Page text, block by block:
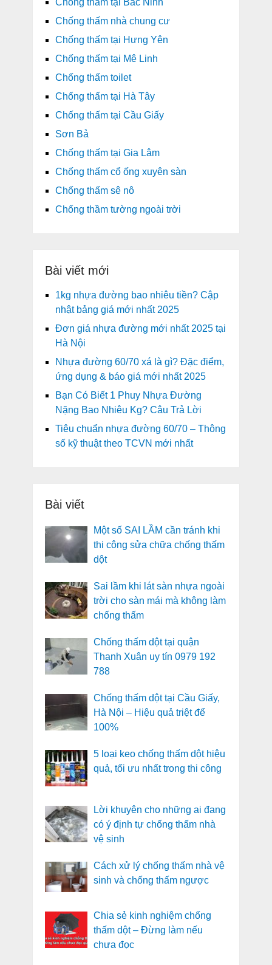
Chống thấm tại Bắc Ninh
Chống thấm nhà chung cư
Chống thấm tại Hưng Yên
Chống thấm tại Mê Linh
Chống thấm toilet
Chống thấm tại Hà Tây
Chống thấm tại Cầu Giấy
Sơn Bả
Chống thấm tại Gia Lâm
Chống thấm cổ ống xuyên sàn
Chống thấm sê nô
Chống thầm tường ngoài trời
Bài viết mới
1kg nhựa đường bao nhiêu tiền? Cập
nhật bảng giá mới nhất 2025
Đơn giá nhựa đường mới nhất 2025 tại
Hà Nội
Nhựa đường 60/70 xá là gì? Đặc điểm,
ứng dụng & báo giá mới nhất 2025
Bạn Có Biết 1 Phuy Nhựa Đường
Nặng Bao Nhiêu Kg? Câu Trả Lời
Tiêu chuẩn nhựa đường 60/70 – Thông
số kỹ thuật theo TCVN mới nhất
Bài viết
Một số SAI LẦM cần tránh khi
thi công sửa chữa chống thấm
dột
Sai lầm khi lát sàn nhựa ngoài
trời cho sàn mái mà không làm
chống thấm
Chống thấm dột tại quận
Thanh Xuân uy tín 0979 192
788
Chống thấm dột tại Cầu Giấy,
Hà Nội – Hiệu quả triệt để
100%
5 loại keo chống thấm dột hiệu
quả, tối ưu nhất trong thi công
Lời khuyên cho những ai đang
có ý định tự chống thấm nhà
vệ sinh
Cách xử lý chống thấm nhà vệ
sinh và chống thấm ngược
Chia sẻ kinh nghiệm chống
thấm dột – Đừng làm nếu
chưa đọc